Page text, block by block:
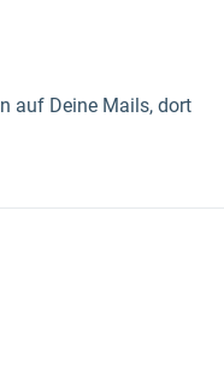
auf Deine Mails, dort